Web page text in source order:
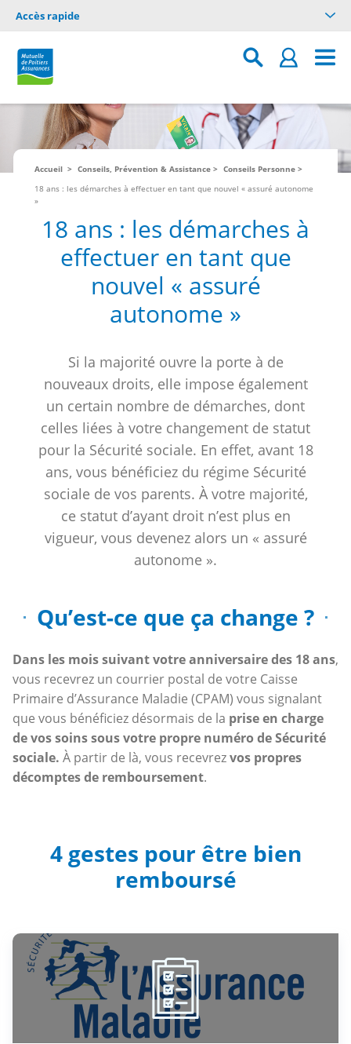
Accès rapide
Accueil Conseils, Prévention & Assistance
Conseils Personne
18 ans : les démarches à effectuer en tant que nouvel « assuré autonome
»
18 ans : les démarches à
effectuer en tant que
nouvel « assuré
autonome »
Si la majorité ouvre la porte à de
nouveaux droits, elle impose également
un certain nombre de démarches, dont
celles liées à votre changement de statut
pour la Sécurité sociale. En effet, avant 18
ans, vous bénéficiez du régime Sécurité
sociale de vos parents. À votre majorité,
ce statut d’ayant droit n’est plus en
vigueur, vous devenez alors un « assuré
autonome ».
Qu’est-ce que ça change ?
Dans les mois suivant votre anniversaire des 18 ans,
vous recevrez un courrier postal de votre Caisse
Primaire d’Assurance Maladie (CPAM) vous signalant
que vous bénéficiez désormais de la prise en charge
de vos soins sous votre propre numéro de Sécurité
sociale. À partir de là, vous recevrezvos propres
décomptes de remboursement.
4 gestes pour être bien
remboursé